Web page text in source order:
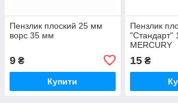
Пензлик плоский 25 мм
ворс 35 мм
9 ₴
Купити
Пензлик
"Стандарт"
MERCURY
15₴